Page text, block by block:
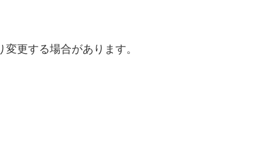
更する場合があります。